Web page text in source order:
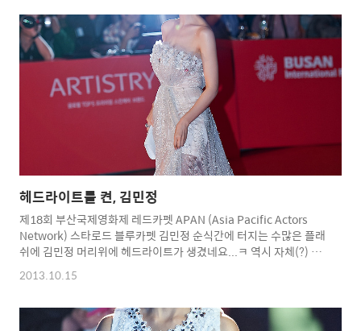
헤드라이트를 켠, 김민정
제18회 부산국제영화제 레드카펫 APAN (Asia Pacific Actors
Network) 스타로드 블루카펫 김민정 순식간에 터지는 수많은 플래
쉬에 김민정 머리위에 헤드라이트가 생겼네요...ㅋ 역시 자체(?) 발
광미모인가? ^^* Copyright 2012. toodur2 All pictures
cannot be copied without permission. Copyright 2012.
permission.
2013.10.15